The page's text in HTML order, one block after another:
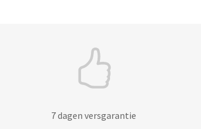
7 dagen versgarantie